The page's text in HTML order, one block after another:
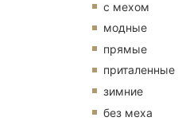
с мехом
модные
прямые
приталенные
зимние
без меха